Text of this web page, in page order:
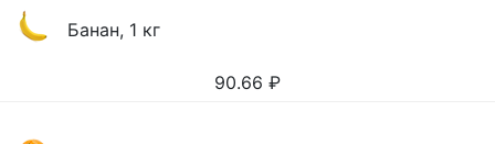
Банан, 1 кг
90.66 ₽